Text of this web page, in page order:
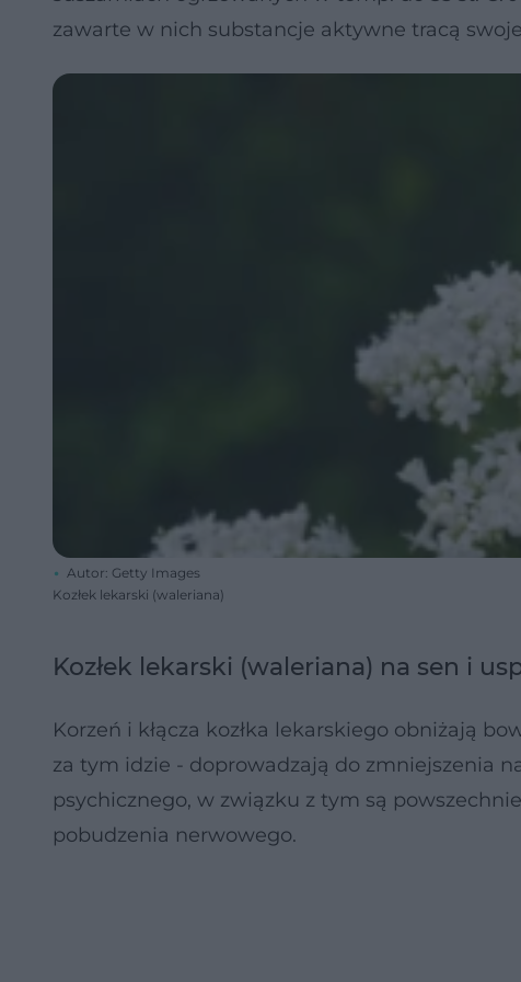
zawarte w nich substancje aktywne tracą
Autor: Getty Images
Kozłek lekarski (waleriana)
Kozłek lekarski (waleriana) na sen i
Korzeń i kłącza kozłka lekarskiego obniżają
za tym idzie - doprowadzają do zmniejszenia
psychicznego, w związku z tym są
pobudzenia nerwowego.